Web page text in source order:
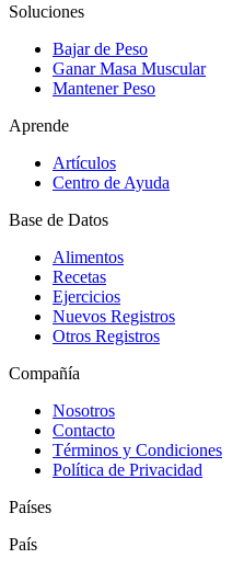
Soluciones
Bajar de Peso
Ganar Masa Muscular
Mantener Peso
Aprende
Artículos
Centro de Ayuda
Base de Datos
Alimentos
Recetas
Ejercicios
Nuevos Registros
Otros Registros
Compañía
Nosotros
Contacto
Términos y Condiciones
Política de Privacidad
Países
País